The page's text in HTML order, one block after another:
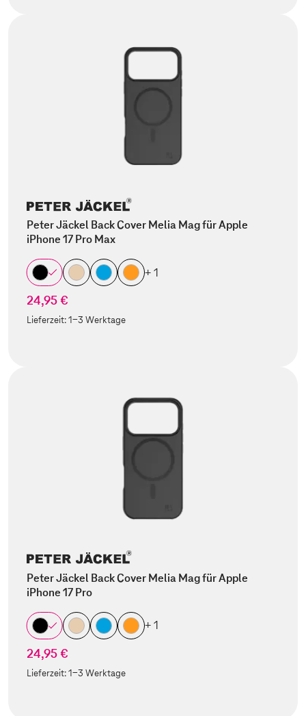
Peter Jäckel Back Cover Melia Mag für Apple
iPhone 17 Pro Max
+ 1
24,95 €
Lieferzeit:1-3 Werktage
Peter Jäckel Back Cover Melia Mag für Apple
iPhone 17 Pro
+ 1
24,95 €
Lieferzeit:1-3 Werktage